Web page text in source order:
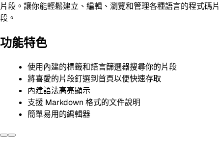
片段。讓你能輕鬆建立、編輯、瀏覽和管理各種語言的程式碼片
段。
功能特色
使用內建的標籤和語言篩選器搜尋你的片段
將喜愛的片段釘選到首頁以便快速存取
內建語法高亮顯示
支援 Markdown 格式的文件說明
簡單易用的編輯器